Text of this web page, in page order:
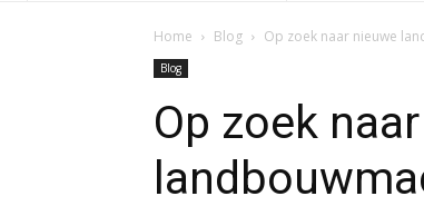
Home Blog Op zoek naar nieuwe
Blog
Op zoek